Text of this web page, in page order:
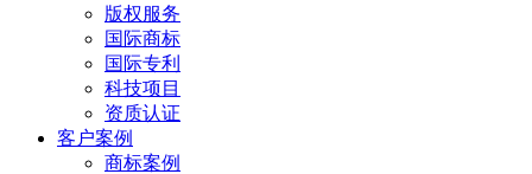
版权服务
国际商标
国际专利
科技项目
资质认证
客户案例
商标案例